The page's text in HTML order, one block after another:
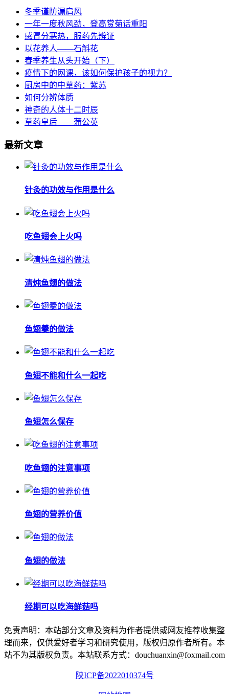
冬季谨防漏肩风
一年一度秋风劲，登高赏菊话重阳
感冒分寒热，服药先辨证
以花养人——石斛花
春季养生从头开始（下）
疫情下的网课，该如何保护孩子的视力？
厨房中的中草药：紫苏
如何分辨体质
神奇的人体十二时辰
草药皇后——蒲公英
最新文章
针灸的功效与作用是什么
吃鱼翅会上火吗
清炖鱼翅的做法
鱼翅羹的做法
鱼翅不能和什么一起吃
鱼翅怎么保存
吃鱼翅的注意事项
鱼翅的营养价值
鱼翅的做法
经期可以吃海鲜菇吗
免责声明：本站部分文章及资料为作者提供或网友推荐收集整
理而来，仅供爱好者学习和研究使用，版权归原作者所有。本
站不为其版权负责。本站联系方式：douchuanxin@foxmail.com
陕ICP备2022010374号